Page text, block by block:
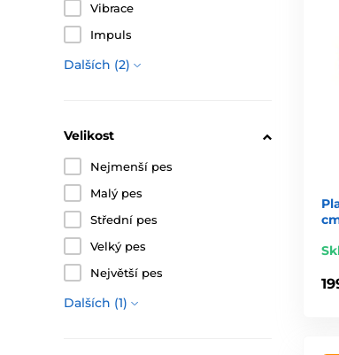
Vibrace
Impuls
Dalších (2)
Velikost
Nejmenší pes
Malý pes
Střední pes
Velký pes
Největší pes
Dalších (1)